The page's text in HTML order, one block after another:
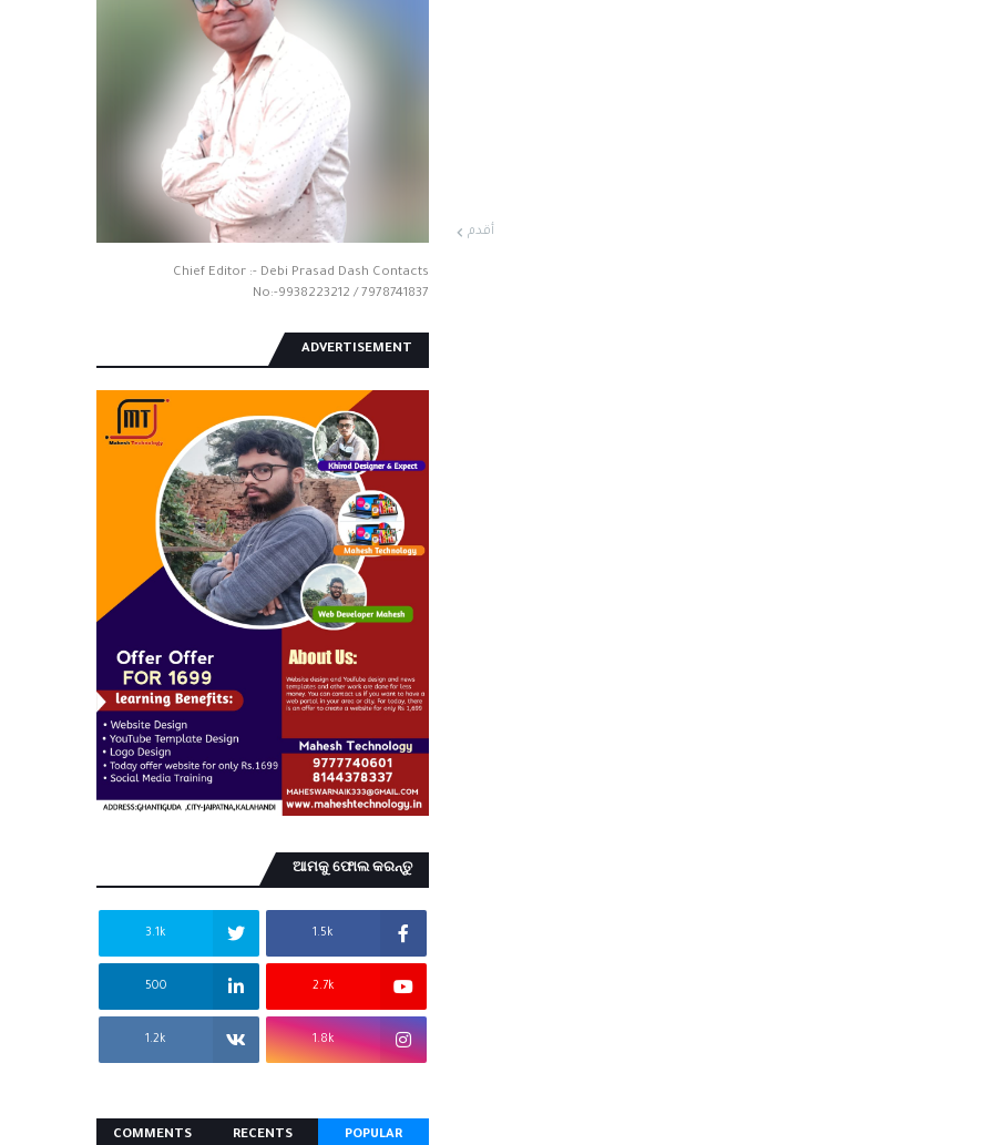
أقدم
Chief Editor :- Debi Prasad Dash Contacts
No:-9938223212 / 7978741837
ADVERTISEMENT
ଆମକୁ ଫୋଲ କରନ୍ତୁ
1.5k
3.1k
2.7k
500
1.8k
1.2k
POPULAR
RECENTS
COMMENTS